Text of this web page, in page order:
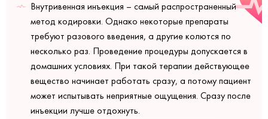
Внутривенная инъекция – самый распространенный
метод кодировки. Однако некоторые препараты
требуют разового введения, а другие колются по
несколько раз. Проведение процедуры допускается в
домашних условиях. При такой терапии действующее
вещество начинает работать сразу, а потому пациент
может испытывать неприятные ощущения. Сразу после
инъекции лучше отдохнуть.